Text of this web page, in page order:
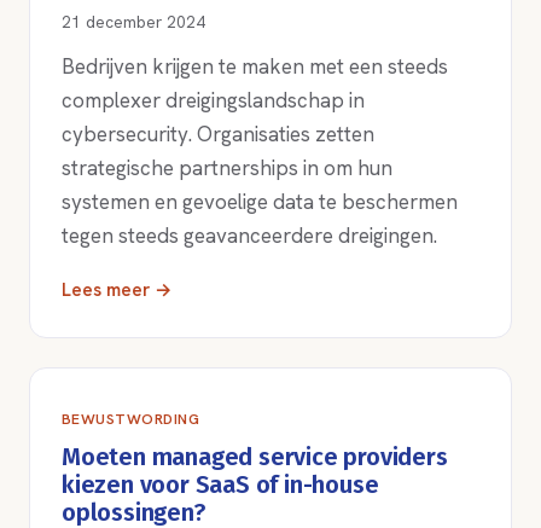
21 december 2024
Bedrijven krijgen te maken met een steeds
complexer dreigingslandschap in
cybersecurity. Organisaties zetten
strategische partnerships in om hun
systemen en gevoelige data te beschermen
tegen steeds geavanceerdere dreigingen.
Lees meer →
BEWUSTWORDING
Moeten managed service providers
kiezen voor SaaS of in-house
oplossingen?